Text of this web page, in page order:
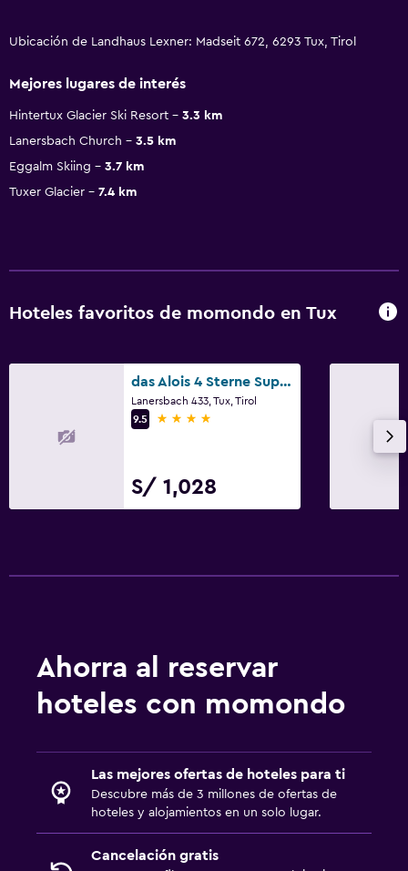
Ubicación de Landhaus Lexner: Madseit 672, 6293 Tux, Tirol
Mejores lugares de interés
Hintertux Glacier Ski Resort
3.3 km
Lanersbach Church
3.5 km
Eggalm Skiing
3.7 km
Tuxer Glacier
7.4 km
Hoteles favoritos de momondo en Tux
das Alois 4 Sterne Superior
Lanersbach 433, Tux, Tirol
9.5
4 estrellas
S/ 1,028
Ahorra al reservar
hoteles con momondo
Las mejores ofertas de hoteles para ti
Descubre más de 3 millones de ofertas de
hoteles y alojamientos en un solo lugar.
Cancelación gratis